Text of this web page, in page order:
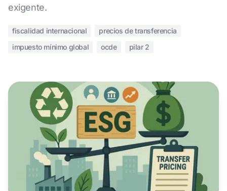
exigente.
fiscalidad internacional
precios de transferencia
impuesto mínimo global
ocde pilar 2